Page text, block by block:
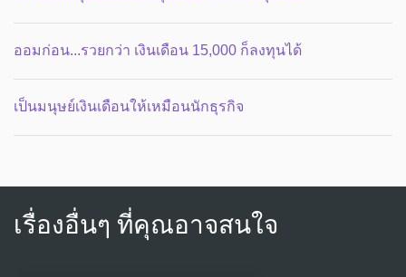
ออมก่อน...รวยกว่า เงินเดือน 15,000 ก็ลงทุนได้
เป็นมนุษย์เงินเดือนให้เหมือนนักธุรกิจ
เรื่องอื่นๆ ที่คุณอาจสนใจ